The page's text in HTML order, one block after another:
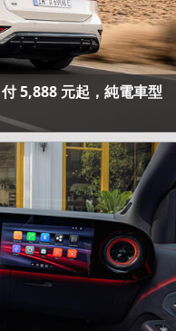
5,888 元起，純電車型